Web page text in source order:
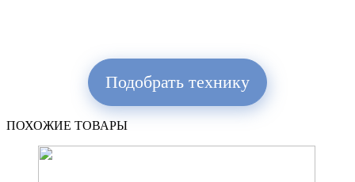
Подобрать технику
ПОХОЖИЕ ТОВАРЫ